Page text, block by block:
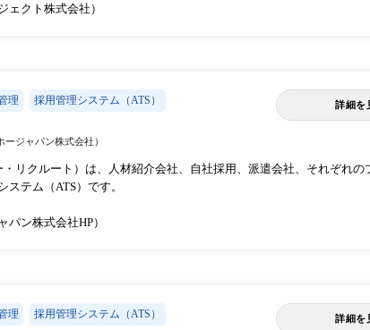
ェクト株式会社）
理 採用管理システム（ATS） 詳細を
ージャパン株式会社）
・リクルート）は、人材紹介会社、自社採用、派遣会社、それぞれ
ステム（ATS）です。
パン株式会社HP）
理 採用管理システム（ATS） 詳細を